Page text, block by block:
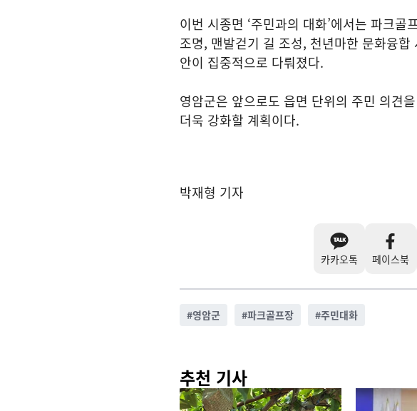
이번 시종면 ‘주민과의 대화’에서는 파크
조명, 맨발걷기 길 조성, 천년마한 문화융
안이 집중적으로 다뤄졌다.
영암군은 앞으로도 읍면 단위의 주민 의견
더욱 강화할 계획이다.
박재형 기자
카카오톡 페이스북
#영암군 #파크골프장 #주민대화
추천 기사